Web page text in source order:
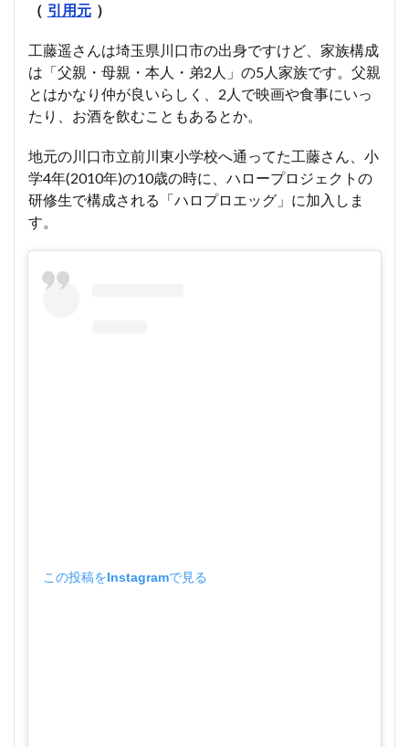
（ 引用元 ）
工藤遥さんは埼玉県川口市の出身ですけど、家族構成
は「父親・母親・本人・弟2人」の5人家族です。父親
とはかなり仲が良いらしく、2人で映画や食事にいっ
たり、お酒を飲むこともあるとか。
地元の川口市立前川東小学校へ通ってた工藤さん、小
学4年(2010年)の10歳の時に、ハロープロジェクトの
研修生で構成される「ハロプロエッグ」に加入しま
す。
この投稿をInstagramで見る